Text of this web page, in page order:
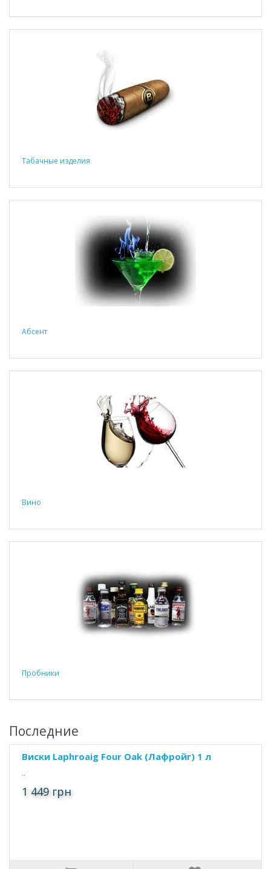
Табачные изделия
Абсент
Вино
Пробники
Последние
Виски Laphroaig Four Oak (Лафройг) 1 л
..
1 449 грн